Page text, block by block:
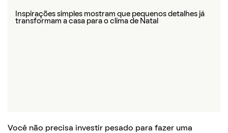
Inspirações simples mostram que pequenos detalhes já
transformam a casa para o clima de Natal
O importante é encontrar ideias que combinem com o
estilo dos moradores da casa
Você não precisa investir pesado para fazer uma